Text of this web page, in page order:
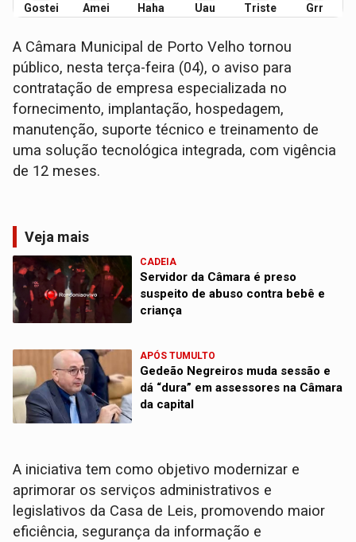
Gostei Amei Haha Uau Triste Grr
A Câmara Municipal de Porto Velho tornou
público, nesta terça-feira (04), o aviso para
contratação de empresa especializada no
fornecimento, implantação, hospedagem,
manutenção, suporte técnico e treinamento de
uma solução tecnológica integrada, com vigência
de 12 meses.
Veja mais
CADEIA
Servidor da Câmara é preso
suspeito de abuso contra bebê e
criança
APÓS TUMULTO
Gedeão Negreiros muda sessão e
dá “dura” em assessores na Câmara
da capital
A iniciativa tem como objetivo modernizar e
aprimorar os serviços administrativos e
legislativos da Casa de Leis, promovendo maior
eficiência, segurança da informação e